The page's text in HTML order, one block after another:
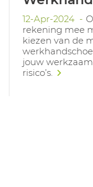
12-Apr-2024
rekening mee
kiezen van de
jouw
risico’s.